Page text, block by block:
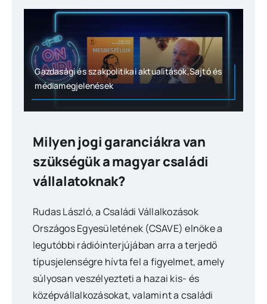
Gazdasági és szakpolitikai aktualitások,Sajtó és
médiamegjelenések
Milyen jogi garanciákra van
szükségük a magyar családi
vállalatoknak?
Rudas László, a Családi Vállalkozások
Országos Egyesületének (CSAVE) elnöke a
legutóbbi rádióinterjújában arra a terjedő
típusjelenségre hívta fel a figyelmet, amely
súlyosan veszélyezteti a hazai kis- és
középvállalkozásokat, valamint a családi